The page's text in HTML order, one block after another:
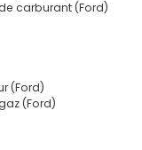
carburant (Ford)
(Ford)
(Ford)